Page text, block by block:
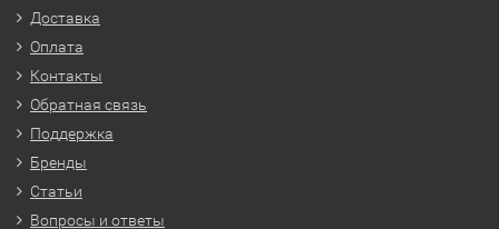
Доставка
Оплата
Контакты
Обратная связь
Поддержка
Бренды
Статьи
Вопросы и ответы